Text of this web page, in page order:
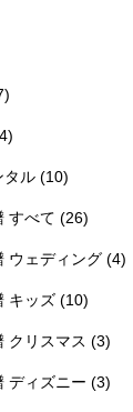
タル(10)
すべて (26)
ウェディング(4)
キッズ(10)
クリスマス (3)
ディズニー (3)